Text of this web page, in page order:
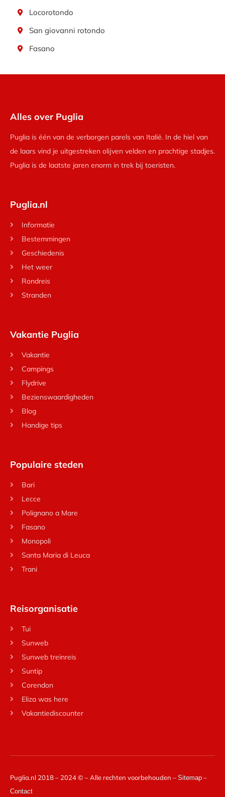
Locorotondo
San giovanni rotondo
Fasano
Alles over Puglia
Puglia is één van de verborgen parels van Italië. In de hiel van
de laars vind je uitgestreken olijven velden en prachtige stadjes.
Puglia is de laatste jaren enorm in trek bij toeristen.
Puglia.nl
Informatie
Bestemmingen
Geschiedenis
Het weer
Rondreis
Stranden
Vakantie Puglia
Vakantie
Campings
Flydrive
Bezienswaardigheden
Blog
Handige tips
Populaire steden
Bari
Lecce
Polignano a Mare
Fasano
Monopoli
Santa Maria di Leuca
Trani
Reisorganisatie
Tui
Sunweb
Sunweb treinreis
Suntip
Corendon
Eliza was here
Vakantiediscounter
Puglia.nl 2018 – 2024 © – Alle rechten voorbehouden – Sitemap –
Contact